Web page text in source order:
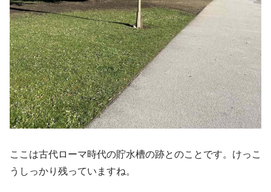
ここは古代ローマ時代の貯水槽の跡とのことです。けっこ
うしっかり残っていますね。